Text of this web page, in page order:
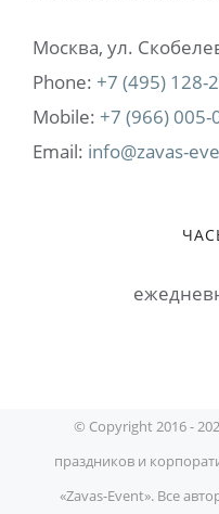
Москва, ул.
Phone: +7 (495) 128-
Mobile: +7 (966) 005-
Email: info@zavas-
© Copyright 2016 -
праздников и
«Zavas-Event». Все